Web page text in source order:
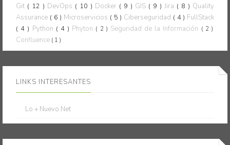
Git ( 12 ) DevOps ( 10 ) Docker ( 9 ) GIS ( 9 ) Jira ( 8 ) Quality
Assurance ( 6 ) Microservicios ( 5 ) Ciberseguridad ( 4 ) FullStack
( 4 ) Python ( 4 ) Phyton ( 2 ) Seguridad de la Información ( 2 )
Confluence ( 1 )
LINKS INTERESANTES
Lo + Nuevo.Net